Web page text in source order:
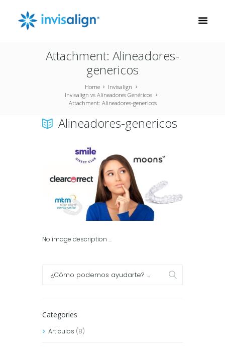
Attachment: Alineadores-
genericos
Home
Invisalign
Invisalign vs Alineadores Genéricos
Attachment: Alineadores-genericos
Alineadores-genericos
No image description ...
Categories
Articulos (8)